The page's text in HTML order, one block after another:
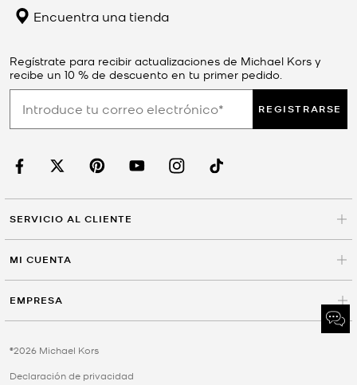
Encuentra una tienda
Regístrate para recibir actualizaciones de Michael Kors y
recibe un 10 % de descuento en tu primer pedido.
REGISTRARSE
SERVICIO AL CLIENTE
MI CUENTA
EMPRESA
©2026 Michael Kors
Declaración de privacidad